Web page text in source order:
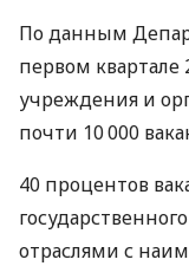
По данным
первом квартале
учреждения и
почти 10 000
40 процентов
отраслями с